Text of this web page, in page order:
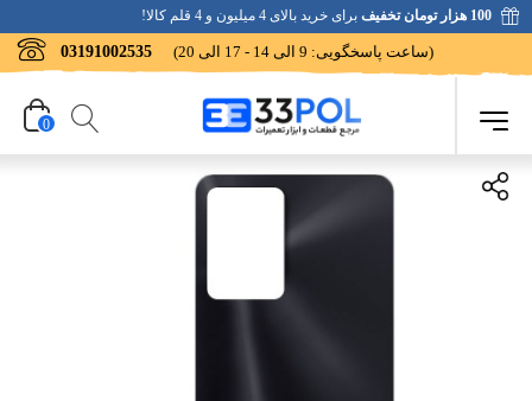
100 هزار تومان تخفیف برای خرید بالای 4 میلیون و 4 قلم کالا!
03191002535 (ساعت پاسخگویی: 9 الی 14 - 17 الی 20)
0